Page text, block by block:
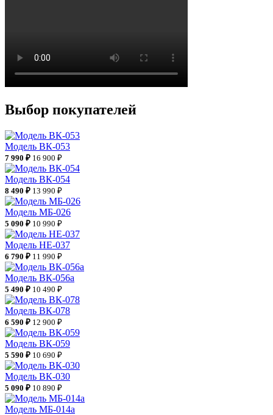
Выбор покупателей
Модель ВК-053
7 990 ₽ 16 900 ₽
Модель ВК-054
8 490 ₽ 13 990 ₽
Модель МБ-026
5 090 ₽ 10 990 ₽
Модель НЕ-037
6 790 ₽ 11 990 ₽
Модель ВК-056а
5 490 ₽ 10 490 ₽
Модель ВК-078
6 590 ₽ 12 900 ₽
Модель ВК-059
5 590 ₽ 10 690 ₽
Модель ВК-030
5 090 ₽ 10 890 ₽
Модель МБ-014а